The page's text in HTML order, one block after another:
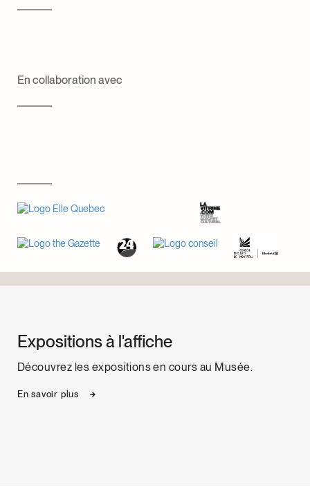
En collaboration avec
Expositions à l'affiche
Découvrez les expositions en cours au Musée.
En savoir plus